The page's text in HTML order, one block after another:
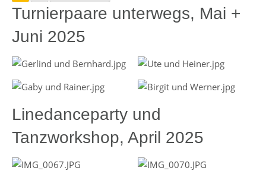
Turnierpaare unterwegs, Mai +
Juni 2025
Linedanceparty und
Tanzworkshop, April 2025